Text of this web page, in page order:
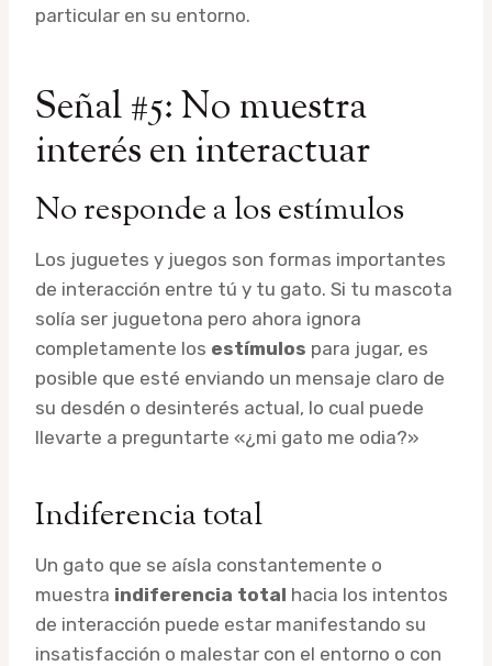
particular en su entorno.
Señal #5: No muestra
interés en interactuar
No responde a los estímulos
Los juguetes y juegos son formas importantes
de interacción entre tú y tu gato. Si tu mascota
solía ser juguetona pero ahora ignora
completamente los estímulos para jugar, es
posible que esté enviando un mensaje claro de
su desdén o desinterés actual, lo cual puede
llevarte a preguntarte «¿mi gato me odia?»
Indiferencia total
Un gato que se aísla constantemente o
muestra indiferencia total hacia los intentos
de interacción puede estar manifestando su
insatisfacción o malestar con el entorno o con